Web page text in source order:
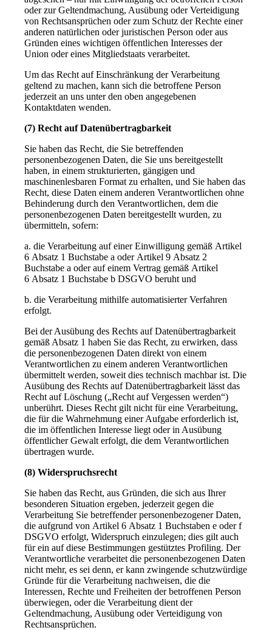
oder zur Geltendmachung, Ausübung oder Verteidigung
von Rechtsansprüchen oder zum Schutz der Rechte einer
anderen natürlichen oder juristischen Person oder aus
Gründen eines wichtigen öffentlichen Interesses der
Union oder eines Mitgliedstaats verarbeitet.
Um das Recht auf Einschränkung der Verarbeitung
geltend zu machen, kann sich die betroffene Person
jederzeit an uns unter den oben angegebenen
Kontaktdaten wenden.
(7) Recht auf Datenübertragbarkeit
Sie haben das Recht, die Sie betreffenden
personenbezogenen Daten, die Sie uns bereitgestellt
haben, in einem strukturierten, gängigen und
maschinenlesbaren Format zu erhalten, und Sie haben das
Recht, diese Daten einem anderen Verantwortlichen ohne
Behinderung durch den Verantwortlichen, dem die
personenbezogenen Daten bereitgestellt wurden, zu
übermitteln, sofern:
a. die Verarbeitung auf einer Einwilligung gemäß Artikel
6 Absatz 1 Buchstabe a oder Artikel 9 Absatz 2
Buchstabe a oder auf einem Vertrag gemäß Artikel
6 Absatz 1 Buchstabe b DSGVO beruht und
b. die Verarbeitung mithilfe automatisierter Verfahren
erfolgt.
Bei der Ausübung des Rechts auf Datenübertragbarkeit
gemäß Absatz 1 haben Sie das Recht, zu erwirken, dass
die personenbezogenen Daten direkt von einem
Verantwortlichen zu einem anderen Verantwortlichen
übermittelt werden, soweit dies technisch machbar ist. Die
Ausübung des Rechts auf Datenübertragbarkeit lässt das
Recht auf Löschung („Recht auf Vergessen werden“)
unberührt. Dieses Recht gilt nicht für eine Verarbeitung,
die für die Wahrnehmung einer Aufgabe erforderlich ist,
die im öffentlichen Interesse liegt oder in Ausübung
öffentlicher Gewalt erfolgt, die dem Verantwortlichen
übertragen wurde.
(8) Widerspruchsrecht
Sie haben das Recht, aus Gründen, die sich aus Ihrer
besonderen Situation ergeben, jederzeit gegen die
Verarbeitung Sie betreffender personenbezogener Daten,
die aufgrund von Artikel 6 Absatz 1 Buchstaben e oder f
DSGVO erfolgt, Widerspruch einzulegen; dies gilt auch
für ein auf diese Bestimmungen gestütztes Profiling. Der
Verantwortliche verarbeitet die personenbezogenen Daten
nicht mehr, es sei denn, er kann zwingende schutzwürdige
Gründe für die Verarbeitung nachweisen, die die
Interessen, Rechte und Freiheiten der betroffenen Person
überwiegen, oder die Verarbeitung dient der
Geltendmachung, Ausübung oder Verteidigung von
Rechtsansprüchen.